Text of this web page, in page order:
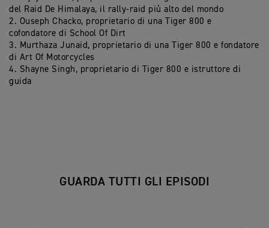
del Raid De Himalaya, il rally-raid più alto del mondo
2. Ouseph Chacko, proprietario di una Tiger 800 e
cofondatore di School Of Dirt
3. Murthaza Junaid, proprietario di una Tiger 800 e fondatore
di Art Of Motorcycles
4. Shayne Singh, proprietario di Tiger 800 e istruttore di
guida
GUARDA TUTTI GLI EPISODI